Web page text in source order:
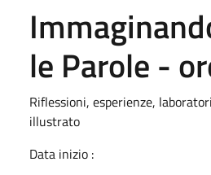
le Parole -
Riflessioni, esperienze,
illustrato
Data inizio :